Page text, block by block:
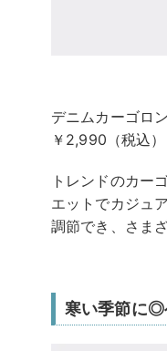
デニムカーゴロ
￥2,990（税込）
トレンドのカー
エットでカジュ
調節でき、さま
寒い季節に◎